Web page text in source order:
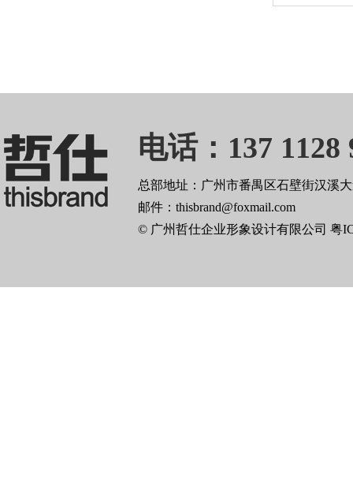
电话：137 1128
总部地址：广州市番禺区石壁街汉溪
邮件：thisbrand@foxmail.com
© 广州哲仕企业形象设计有限公司 粤